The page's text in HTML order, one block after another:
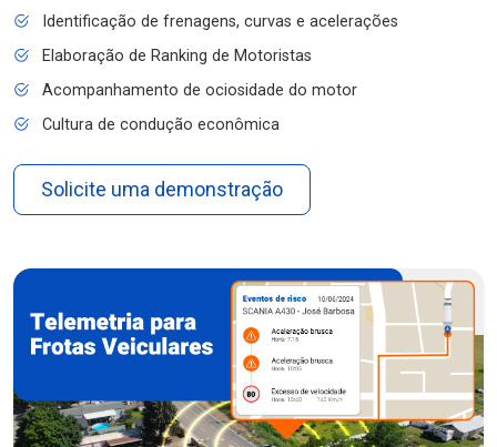
Identificação de frenagens, curvas e acelerações
Elaboração de Ranking de Motoristas
Acompanhamento de ociosidade do motor
Cultura de condução econômica
Solicite uma demonstração